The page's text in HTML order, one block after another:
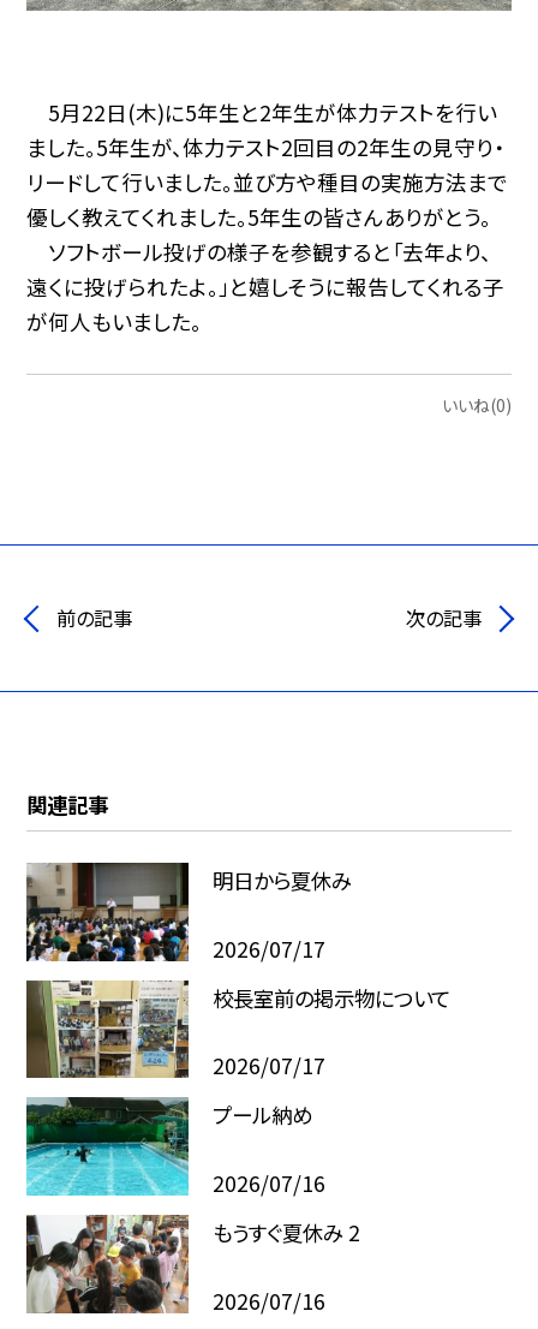
5月22日(木)に5年生と2年生が体力テストを行い
ました。5年生が、体力テスト2回目の2年生の見守り・
リードして行いました。並び方や種目の実施方法まで
優しく教えてくれました。5年生の皆さんありがとう。
ソフトボール投げの様子を参観すると「去年より、
遠くに投げられたよ。」と嬉しそうに報告してくれる子
が何人もいました。
いいね(0)
前の記事 次の記事
関連記事
明日から夏休み
2026/07/17
校長室前の掲示物について
2026/07/17
プール納め
2026/07/16
もうすぐ夏休み 2
2026/07/16